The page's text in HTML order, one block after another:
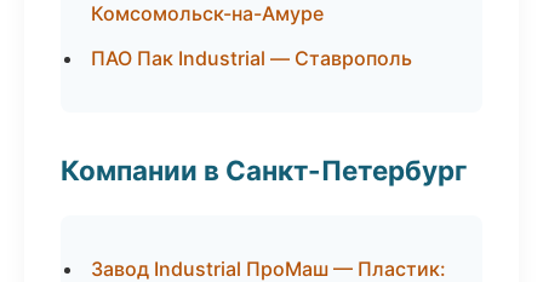
Комсомольск-на-Амуре
ПАО Пак Industrial — Ставрополь
Компании в Санкт-Петербург
Завод Industrial ПроМаш — Пластик: